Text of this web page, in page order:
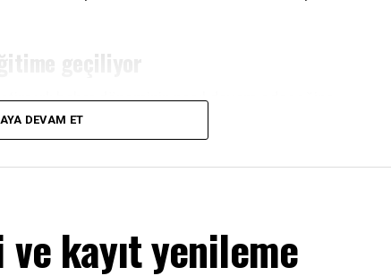
geçiliyor
yılı bahar döneminin nasıl devam edeceğine
öğretimle birlikte isteyen öğrencilere
ara sınavların şeffaflık ve denetlenebilirlik ilkesi
DEVAM ET
ve kayıt yenileme